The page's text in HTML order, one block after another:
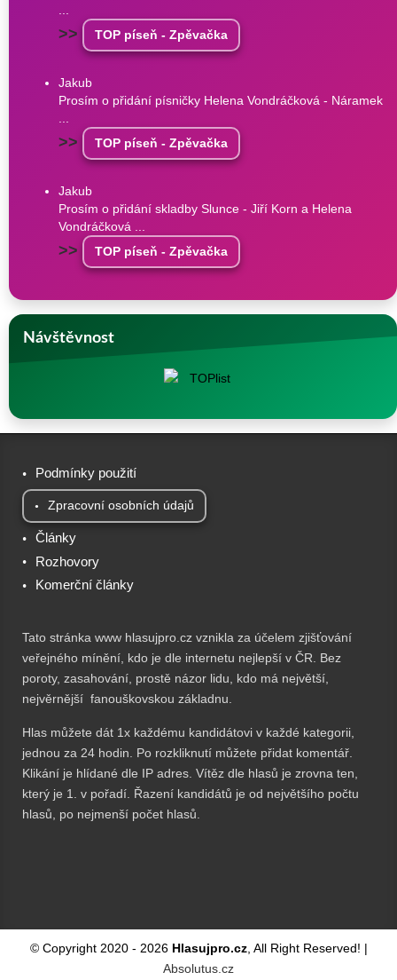
>> TOP píseň - Zpěvačka
Jakub
Prosím o přidání písničky Helena Vondráčková - Náramek
>> TOP píseň - Zpěvačka
Jakub
Prosím o přidání skladby Slunce - Jiří Korn a Helena
Vondráčková ...
>> TOP píseň - Zpěvačka
Návštěvnost
Podmínky použití
Zpracovní osobních údajů
Články
Rozhovory
Komerční články
Tato stránka www hlasujpro.cz vznikla za účelem zjišťování
veřejného mínění, kdo je dle internetu nejlepší v ČR. Bez
poroty, zasahování, prostě názor lidu, kdo má největší,
nejvěrnější fanouškovskou základnu.
Hlas můžete dát 1x každému kandidátovi v každé kategorii,
jednou za 24 hodin. Po rozkliknutí můžete přidat komentář.
Klikání je hlídané dle IP adres. Vítěz dle hlasů je zrovna ten,
který je 1. v pořadí. Řazení kandidátů je od největšího počtu
hlasů, po nejmenší počet hlasů.
© Copyright 2020 - 2026 Hlasujpro.cz, All Right Reserved! |
Absolutus.cz